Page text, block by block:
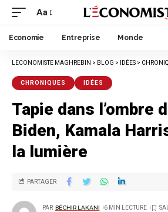
Aa
Economie Entreprise Monde
LECONOMISTE MAGHREBIN > BLOG > IDÉES >
CHRONIQUES IDÉES
Tapie dans l’ombre
Biden, Kamala
la lumière
PAR BÉCHIR LAKANI 6 MIN LECTURE
PARTAGER